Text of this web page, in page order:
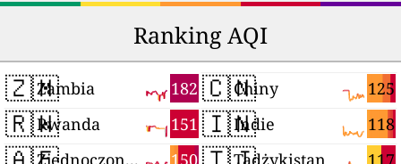
Ranking AQI
🇿🇲 182
Zambia
🇷🇼 151
Rwanda
150
🇨🇳 125
Chiny
🇮🇳 118
Indie
117